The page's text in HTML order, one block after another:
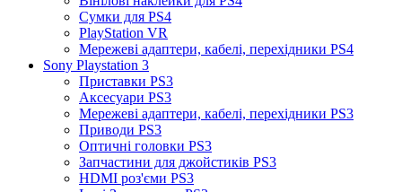
Сумки для PS4
PlayStation VR
Мережеві адаптери, кабелі, перехідники PS4
Sony Playstation 3
Приставки PS3
Аксесуари PS3
Мережеві адаптери, кабелі, перехідники PS3
Приводи PS3
Оптичні головки PS3
Запчастини для джойстиків PS3
HDMI роз'єми PS3